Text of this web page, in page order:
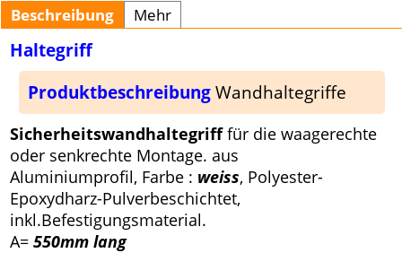
Beschreibung Mehr
Haltegriff
ProduktbeschreibungWandhaltegriffe
Sicherheitswandhaltegrifffür die waagerechte
oder senkrechte Montage. aus
Aluminiumprofil, Farbe : weiss, Polyester-
Epoxydharz-Pulverbeschichtet,
inkl.Befestigungsmaterial.
A= 550mm lang